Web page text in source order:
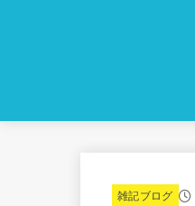
雑記ブログ